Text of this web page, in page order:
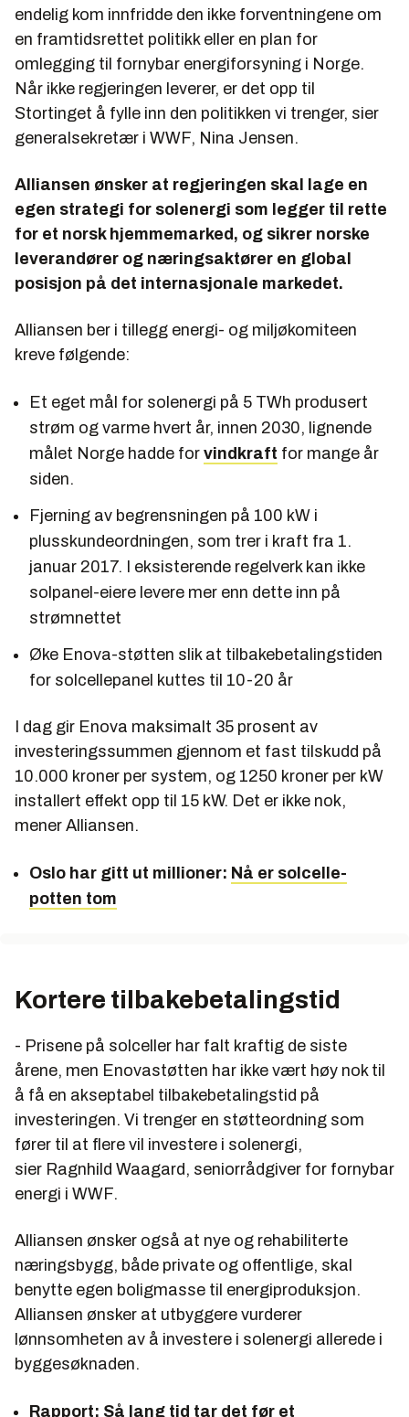
endelig kom innfridde den ikke forventningene om
en framtidsrettet politikk eller en plan for
omlegging til fornybar energiforsyning i Norge.
Når ikke regjeringen leverer, er det opp til
Stortinget å fylle inn den politikken vi trenger, sier
generalsekretær i WWF, Nina Jensen.
Alliansen ønsker at regjeringen skal lage en
egen strategi for solenergi som legger til rette
for et norsk hjemmemarked, og sikrer norske
leverandører og næringsaktører en global
posisjon på det internasjonale markedet.
Alliansen ber i tillegg energi- og miljøkomiteen
kreve følgende:
Et eget mål for solenergi på 5 TWh produsert
strøm og varme hvert år, innen 2030, lignende
målet Norge hadde for vindkraft for mange år
siden.
Fjerning av begrensningen på 100 kW i
plusskundeordningen, som trer i kraft fra 1.
januar 2017. I eksisterende regelverk kan ikke
solpanel-eiere levere mer enn dette inn på
strømnettet
Øke Enova-støtten slik at tilbakebetalingstiden
for solcellepanel kuttes til 10-20 år
I dag gir Enova maksimalt 35 prosent av
investeringssummen gjennom et fast tilskudd på
10.000 kroner per system, og 1250 kroner per kW
installert effekt opp til 15 kW. Det er ikke nok,
mener Alliansen.
Oslo har gitt ut millioner: Nå er solcelle-
potten tom
Kortere tilbakebetalingstid
- Prisene på solceller har falt kraftig de siste
årene, men Enovastøtten har ikke vært høy nok til
å få en akseptabel tilbakebetalingstid på
investeringen. Vi trenger en støtteordning som
fører til at flere vil investere i solenergi,
sier Ragnhild Waagard, seniorrådgiver for fornybar
energi i WWF.
Alliansen ønsker også at nye og rehabiliterte
næringsbygg, både private og offentlige, skal
benytte egen boligmasse til energiproduksjon.
Alliansen ønsker at utbyggere vurderer
lønnsomheten av å investere i solenergi allerede i
byggesøknaden.
Rapport: Så lang tid tar det før et